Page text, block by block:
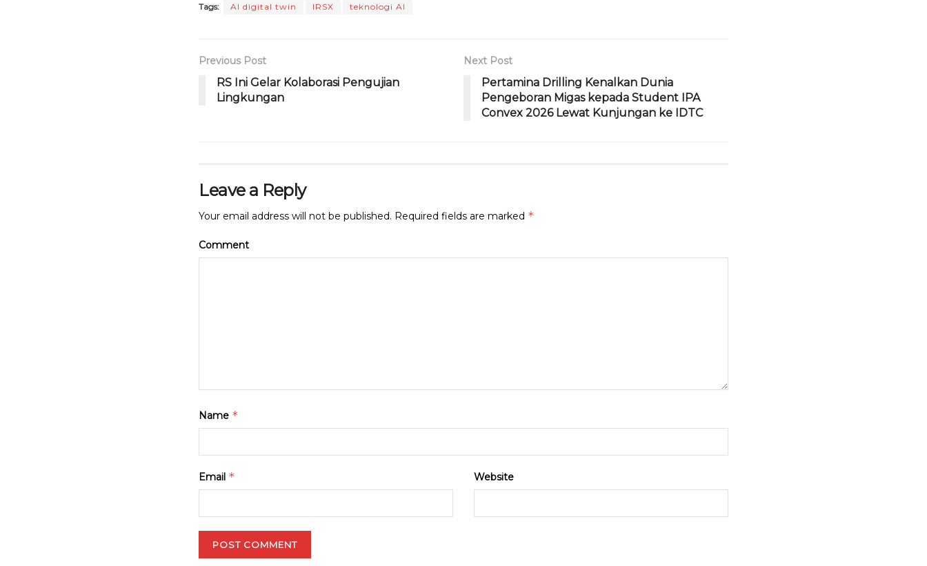
c
b
o
o
it
r
a
p
p
e
m
re
s
ai n
Tags: AI digital twin IRSX teknologi AI
Previous Post
RS Ini Gelar Kolaborasi Pengujian
Lingkungan
Next Post
Pertamina Drilling Kenalkan Dunia
Pengeboran Migas kepada Student IPA
Convex 2026 Lewat Kunjungan ke IDTC
Leave a Reply
Your email address will not be published. Required fields are marked *
Comment
Name *
Email * Website